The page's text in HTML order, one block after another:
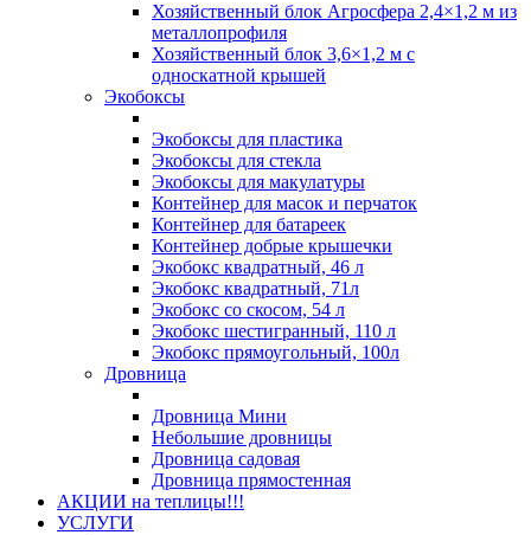
Хозяйственный блок Агросфера 2,4×1,2 м из
металлопрофиля
Хозяйственный блок 3,6×1,2 м с
односкатной крышей
Экобоксы
Экобоксы для пластика
Экобоксы для стекла
Экобоксы для макулатуры
Контейнер для масок и перчаток
Контейнер для батареек
Контейнер добрые крышечки
Экобокс квадратный, 46 л
Экобокс квадратный, 71л
Экобокс со скосом, 54 л
Экобокс шестигранный, 110 л
Экобокс прямоугольный, 100л
Дровница
Дровница Мини
Небольшие дровницы
Дровница садовая
Дровница прямостенная
АКЦИИ на теплицы!!!
УСЛУГИ